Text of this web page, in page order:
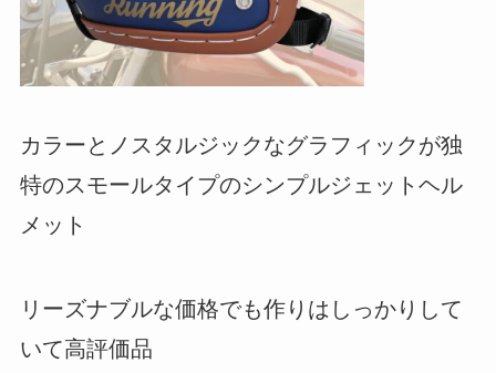
カラーとノスタルジックなグラフィックが独
特のスモールタイプのシンプルジェットヘル
メット
リーズナブルな価格でも作りはしっかりして
いて高評価品